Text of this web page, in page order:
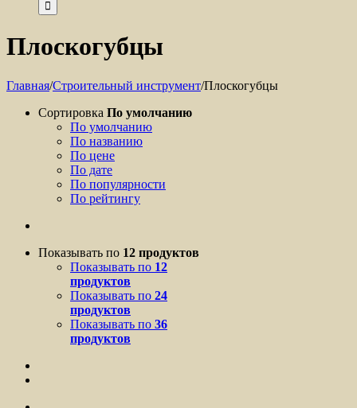
Плоскогубцы
Главная/Строительный инструмент/Плоскогубцы
Сортировка По умолчанию
По умолчанию
По названию
По цене
По дате
По популярности
По рейтингу
Показывать по 12 продуктов
Показывать по 12
продуктов
Показывать по 24
продуктов
Показывать по 36
продуктов